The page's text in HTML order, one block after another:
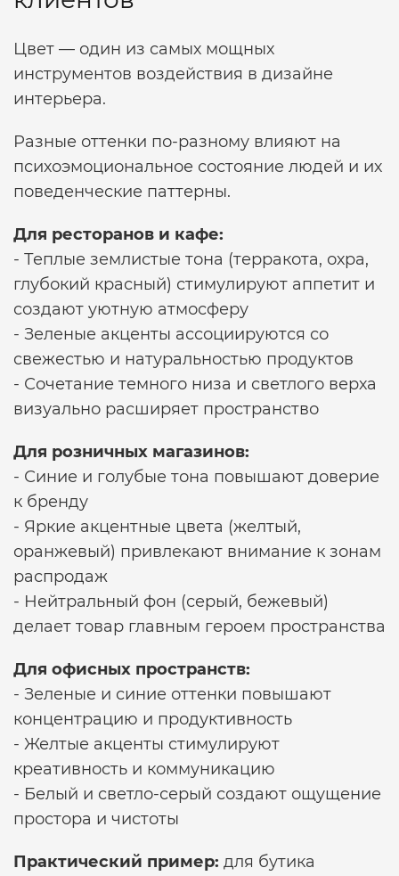
Цвет — один из самых мощных
инструментов воздействия в дизайне
интерьера.
Разные оттенки по-разному влияют на
психоэмоциональное состояние людей и их
поведенческие паттерны.
Для ресторанов и кафе:
- Теплые землистые тона (терракота, охра,
глубокий красный) стимулируют аппетит и
создают уютную атмосферу
- Зеленые акценты ассоциируются со
свежестью и натуральностью продуктов
- Сочетание темного низа и светлого верха
визуально расширяет пространство
Для розничных магазинов:
- Синие и голубые тона повышают доверие
к бренду
- Яркие акцентные цвета (желтый,
оранжевый) привлекают внимание к зонам
распродаж
- Нейтральный фон (серый, бежевый)
делает товар главным героем пространства
Для офисных пространств:
- Зеленые и синие оттенки повышают
концентрацию и продуктивность
- Желтые акценты стимулируют
креативность и коммуникацию
- Белый и светло-серый создают ощущение
простора и чистоты
Практический пример: для бутика